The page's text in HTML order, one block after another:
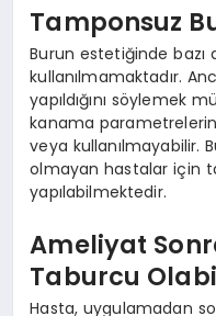
Tamponsuz
Burun estetiğinde
kullanılmamaktadır.
yapıldığını söylemek
kanama
veya kullanılmayabilir.
olmayan hastalar için
yapılabilmektedir.
Ameliyat
Taburcu
Hasta, uygulamadan